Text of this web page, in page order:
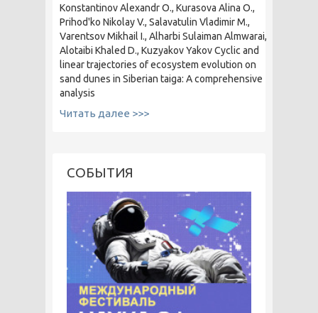
Konstantinov Alexandr O., Kurasova Alina O.,
Prihod'ko Nikolay V., Salavatulin Vladimir M.,
Varentsov Mikhail I., Alharbi Sulaiman Almwarai,
Alotaibi Khaled D., Kuzyakov Yakov Cyclic and
linear trajectories of ecosystem evolution on
sand dunes in Siberian taiga: A comprehensive
analysis
Читать далее >>>
СОБЫТИЯ